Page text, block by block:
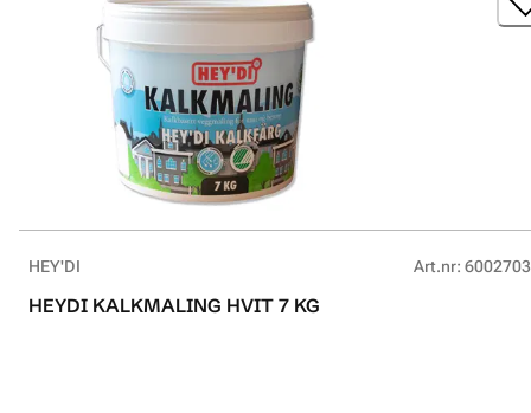
HEY'DI Art.nr:
HEYDI KALKMALING HVIT 7 KG